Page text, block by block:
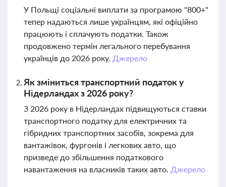
У Польщі соціальні виплати за програмою "800+"
тепер надаються лише українцям, які офіційно
працюють і сплачують податки. Також
продовжено термін легального перебування
українців до 2026 року. Джерело
Як зміниться транспортний податок у
Нідерландах з 2026 року?
З 2026 року в Нідерландах підвищуються ставки
транспортного податку для електричних та
гібридних транспортних засобів, зокрема для
вантажівок, фургонів і легкових авто, що
призведе до збільшення податкового
навантаження на власників таких авто. Джерело